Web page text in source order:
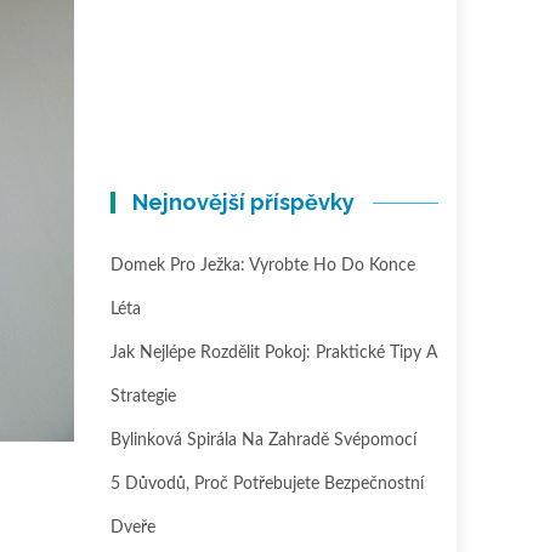
Nejnovější příspěvky
Domek Pro Ježka: Vyrobte Ho Do Konce
Léta
Jak Nejlépe Rozdělit Pokoj: Praktické Tipy A
Strategie
Bylinková Spirála Na Zahradě Svépomocí
5 Důvodů, Proč Potřebujete Bezpečnostní
Dveře